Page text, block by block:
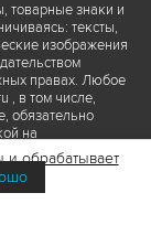
товарные знаки и
тексты,
изображения
правах. Любое
, в том числе,
обязательно
на
на сайт
Переработка
обрабатывает